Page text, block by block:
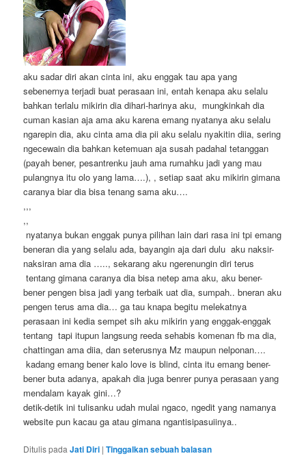
aku sadar diri akan cinta ini, aku enggak tau apa yang
sebenernya terjadi buat perasaan ini, entah kenapa aku selalu
bahkan terlalu mikirin dia dihari-harinya aku, mungkinkah dia
cuman kasian aja ama aku karena emang nyatanya aku selalu
ngarepin dia, aku cinta ama dia pii aku selalu nyakitin diia, sering
ngecewain dia bahkan ketemuan aja susah padahal tetanggan
(payah bener, pesantrenku jauh ama rumahku jadi yang mau
pulangnya itu olo yang lama….), , setiap saat aku mikirin gimana
caranya biar dia bisa tenang sama aku….
,,,
,,
nyatanya bukan enggak punya pilihan lain dari rasa ini tpi emang
beneran dia yang selalu ada, bayangin aja dari dulu aku naksir-
naksiran ama dia ….., sekarang aku ngerenungin diri terus
tentang gimana caranya dia bisa netep ama aku, aku bener-
bener pengen bisa jadi yang terbaik uat dia, sumpah.. bneran aku
pengen terus ama dia… ga tau knapa begitu melekatnya
perasaan ini kedia sempet sih aku mikirin yang enggak-enggak
tentang tapi itupun langsung reeda sehabis komenan fb ma dia,
chattingan ama diia, dan seterusnya Mz maupun nelponan….
kadang emang bener kalo love is blind, cinta itu emang bener-
bener buta adanya, apakah dia juga benrer punya perasaan yang
mendalam kayak gini…?
detik-detik ini tulisanku udah mulai ngaco, ngedit yang namanya
website pun kacau ga atau gimana ngantisipasuiinya..
Ditulis pada Jati Diri |Tinggalkan sebuah balasan